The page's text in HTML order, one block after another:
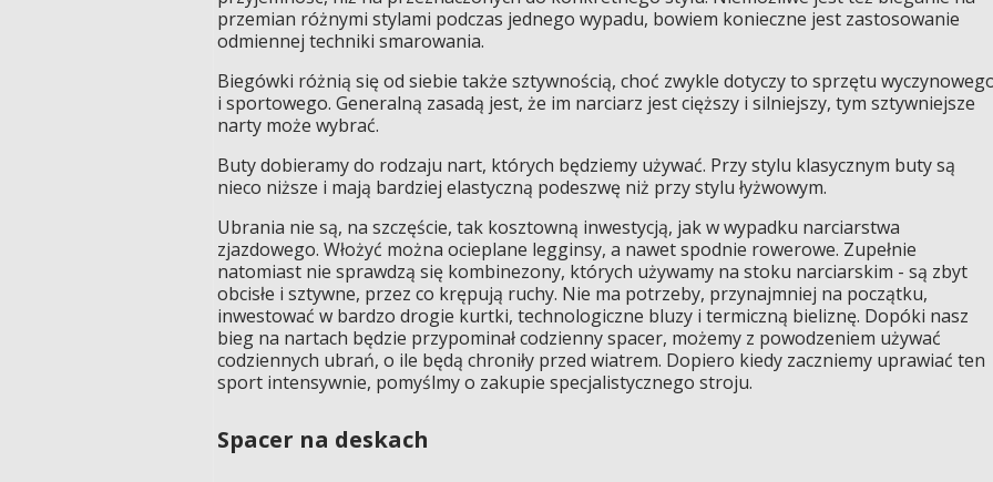
przemian różnymi stylami podczas jednego wypadu, bowiem konieczne jest zastosowanie
odmiennej techniki smarowania.
Biegówki różnią się od siebie także sztywnością, choć zwykle dotyczy to sprzętu
i sportowego. Generalną zasadą jest, że im narciarz jest cięższy i silniejszy, tym sztywniejsze
narty może wybrać.
Buty dobieramy do rodzaju nart, których będziemy używać. Przy stylu klasycznym buty są
nieco niższe i mają bardziej elastyczną podeszwę niż przy stylu łyżwowym.
Ubrania nie są, na szczęście, tak kosztowną inwestycją, jak w wypadku narciarstwa
zjazdowego. Włożyć można ocieplane legginsy, a nawet spodnie rowerowe. Zupełnie
natomiast nie sprawdzą się kombinezony, których używamy na stoku narciarskim - są zbyt
obcisłe i sztywne, przez co krępują ruchy. Nie ma potrzeby, przynajmniej na początku,
inwestować w bardzo drogie kurtki, technologiczne bluzy i termiczną bieliznę. Dopóki nasz
bieg na nartach będzie przypominał codzienny spacer, możemy z powodzeniem używać
codziennych ubrań, o ile będą chroniły przed wiatrem. Dopiero kiedy zaczniemy uprawiać ten
sport intensywnie, pomyślmy o zakupie specjalistycznego stroju.
Spacer na deskach